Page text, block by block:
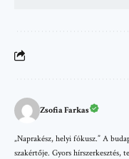
Zsofia Farkas
„Naprakész, helyi fókusz.” A
szakértője. Gyors hírszerkesztés,